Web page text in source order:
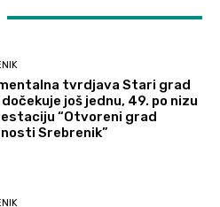
tvrdjava Stari grad
još jednu, 49. po nizu
“Otvoreni grad
Srebrenik”